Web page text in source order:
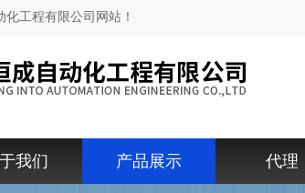
工程有限公司网站！
我们 产品展示 代理